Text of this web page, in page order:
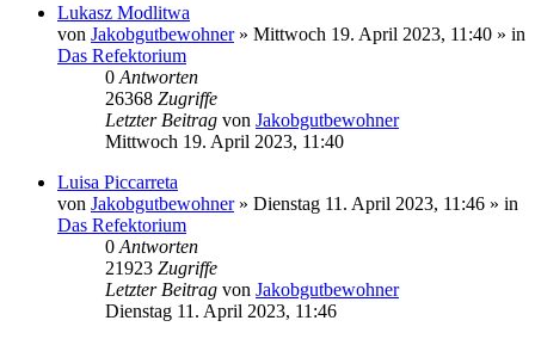
Lukasz Modlitwa
von Jakobgutbewohner» Mittwoch 19. April 2023, 11:40 » in
Das Refektorium
0 Antworten
26368 Zugriffe
Letzter Beitrag von Jakobgutbewohner
Mittwoch 19. April 2023, 11:40
Luisa Piccarreta
von Jakobgutbewohner» Dienstag 11. April 2023, 11:46 » in
Das Refektorium
0 Antworten
21923 Zugriffe
Letzter Beitrag von Jakobgutbewohner
Dienstag 11. April 2023, 11:46